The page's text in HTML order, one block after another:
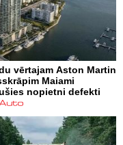
vērtajam Aston Martin
Maiami
nopietni defekti